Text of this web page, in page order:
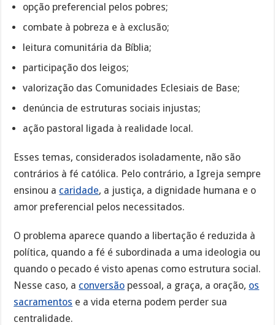
opção preferencial pelos pobres;
combate à pobreza e à exclusão;
leitura comunitária da Bíblia;
participação dos leigos;
valorização das Comunidades Eclesiais de Base;
denúncia de estruturas sociais injustas;
ação pastoral ligada à realidade local.
Esses temas, considerados isoladamente, não são
contrários à fé católica. Pelo contrário, a Igreja sempre
ensinou a caridade, a justiça, a dignidade humana e o
amor preferencial pelos necessitados.
O problema aparece quando a libertação é reduzida à
política, quando a fé é subordinada a uma ideologia ou
quando o pecado é visto apenas como estrutura social.
Nesse caso, a conversão pessoal, a graça, a oração, os
sacramentos e a vida eterna podem perder sua
centralidade.